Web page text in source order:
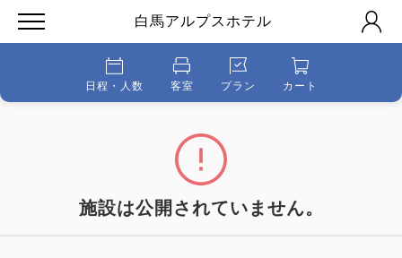
白馬アルプスホテル
日程・人数 客室 プラン カート
施設は公開されていません。